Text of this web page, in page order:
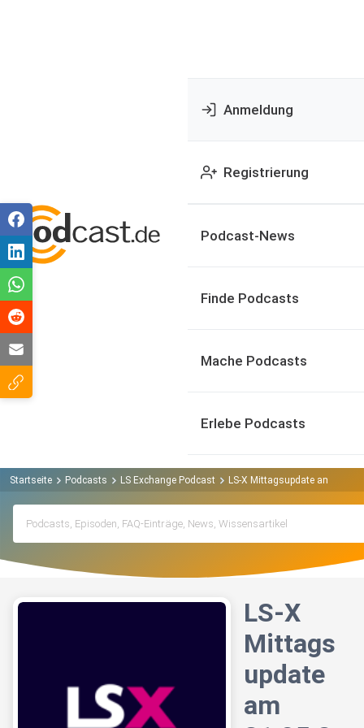
Anmeldung
Registrierung
Podcast-News
Finde Podcasts
Mache Podcasts
Erlebe Podcasts
Startseite Podcasts LS Exchange Podcast LS-X Mittagsupdate am
LS-X
Mittags
update
am